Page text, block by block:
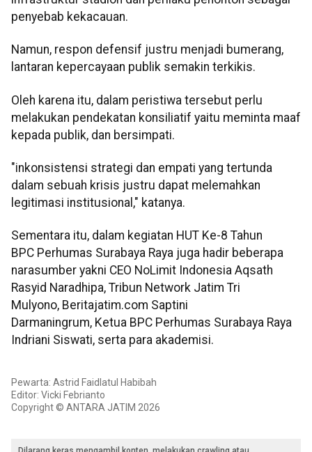
penyebab kekacauan.
Namun, respon defensif justru menjadi bumerang,
lantaran kepercayaan publik semakin terkikis.
Oleh karena itu, dalam peristiwa tersebut perlu
melakukan pendekatan konsiliatif yaitu meminta maaf
kepada publik, dan bersimpati.
"inkonsistensi strategi dan empati yang tertunda
dalam sebuah krisis justru dapat melemahkan
legitimasi institusional," katanya.
Sementara itu, dalam kegiatan HUT Ke-8 Tahun
BPC Perhumas Surabaya Raya juga hadir beberapa
narasumber yakni CEO NoLimit Indonesia Aqsath
Rasyid Naradhipa, Tribun Network Jatim Tri
Mulyono, Beritajatim.com Saptini
Darmaningrum, Ketua BPC Perhumas Surabaya Raya
Indriani Siswati, serta para akademisi.
Pewarta: Astrid Faidlatul Habibah
Editor: Vicki Febrianto
Copyright © ANTARA JATIM 2026